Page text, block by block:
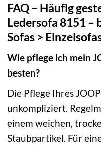
FAQ – Häufig
Ledersofa 8151 –
Sofas >
Wie pflege ich mein
besten?
Die Pflege Ihres
unkompliziert.
einem weichen,
Staubpartikel. Für